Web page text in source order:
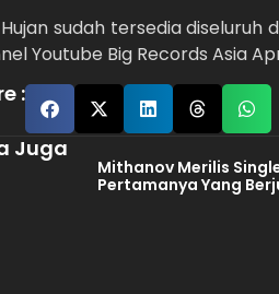
sudah tersedia
Youtube Big Records Asia
:
Juga
Mithanov Merilis
Pertamanya Yang